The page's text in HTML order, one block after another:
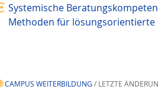
Systemische
Methoden für lösungsorientierte
CAMPUS WEITERBILDUNG / LETZTE